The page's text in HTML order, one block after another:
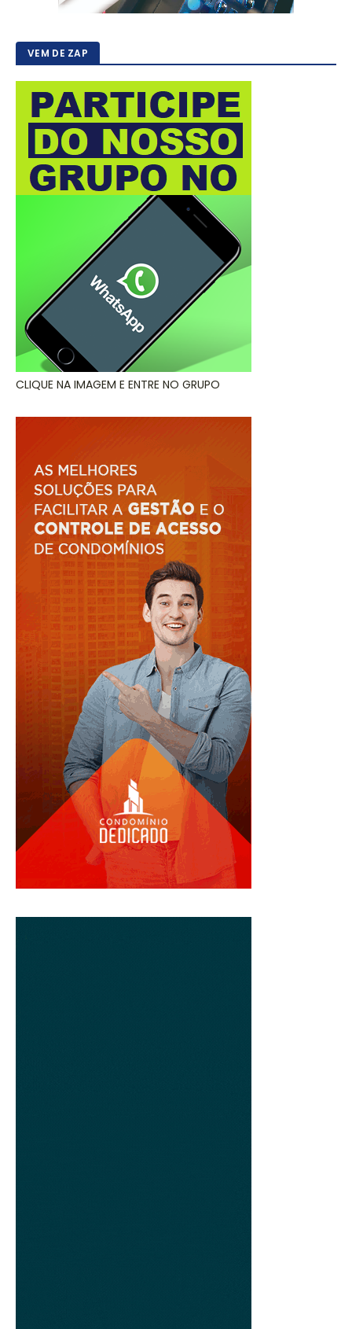
VEM DE ZAP
CLIQUE NA IMAGEM E ENTRE NO GRUPO